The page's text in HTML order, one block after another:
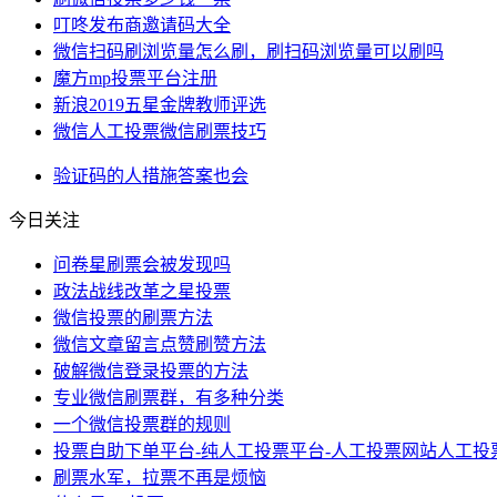
叮咚发布商邀请码大全
微信扫码刷浏览量怎么刷，刷扫码浏览量可以刷吗
魔方mp投票平台注册
新浪2019五星金牌教师评选
微信人工投票微信刷票技巧
验证码的人措施答案也会
今日关注
问卷星刷票会被发现吗
政法战线改革之星投票
微信投票的刷票方法
微信文章留言点赞刷赞方法
破解微信登录投票的方法
专业微信刷票群，有多种分类
一个微信投票群的规则
投票自助下单平台-纯人工投票平台-人工投票网站人工投
刷票水军，拉票不再是烦恼